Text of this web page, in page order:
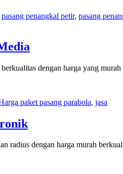
pasang penangkal petir, pasang
dengan harga yang
paket pasang parabola, jasa
radius dengan harga murah